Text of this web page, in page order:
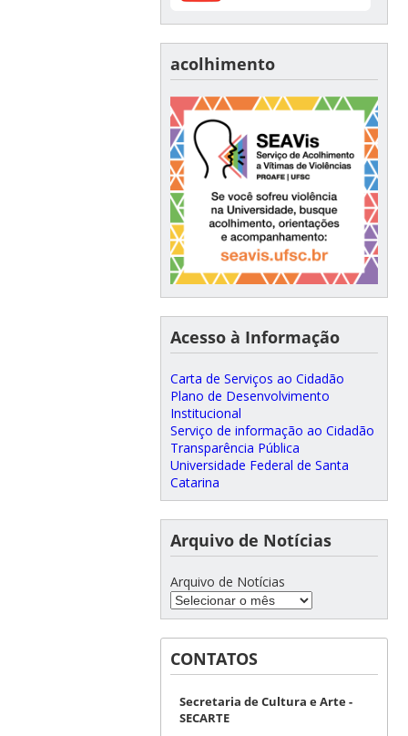
acolhimento
Acesso à Informação
Carta de Serviços ao Cidadão
Plano de Desenvolvimento
Institucional
Serviço de informação ao Cidadão
Transparência Pública
Universidade Federal de Santa
Catarina
Arquivo de Notícias
Arquivo de Notícias
CONTATOS
Secretaria de Cultura e Arte -
SECARTE